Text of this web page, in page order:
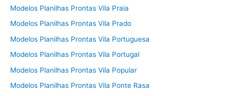
Modelos Planilhas Prontas Vila Praia
Modelos Planilhas Prontas Vila Prado
Modelos Planilhas Prontas Vila Portuguesa
Modelos Planilhas Prontas Vila Portugal
Modelos Planilhas Prontas Vila Popular
Modelos Planilhas Prontas Vila Ponte Rasa